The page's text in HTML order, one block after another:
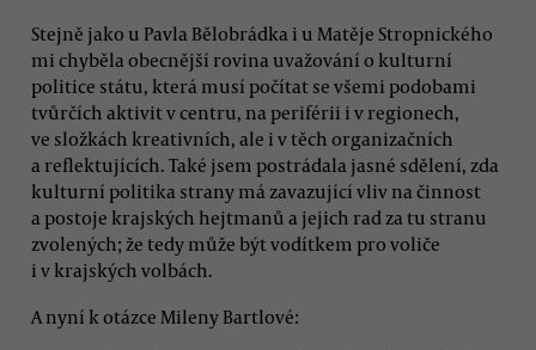
Stejně jako u Pavla Bělobrádka i u Matěje Stropnického
mi chyběla obecnější rovina uvažování o kulturní
politice státu, která musí počítat se všemi podobami
tvůrčích aktivit v centru, na periférii i v regionech,
ve složkách kreativních, ale i v těch organizačních
a reflektujících. Také jsem postrádala jasné sdělení, zda
kulturní politika strany má zavazující vliv na činnost
a postoje krajských hejtmanů a jejich rad za tu stranu
zvolených; že tedy může být vodítkem pro voliče
i v krajských volbách.
A nyní k otázce Mileny Bartlové: